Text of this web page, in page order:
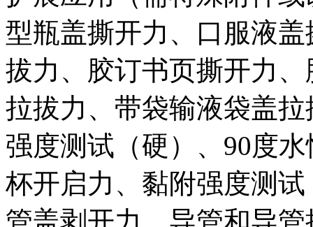
型瓶盖撕开力、口服液
拔力、胶订书页撕开力
拉拔力、带袋输液袋盖
强度测试（硬）、90度
杯开启力、黏附强度测
管盖剥开力、导管和导